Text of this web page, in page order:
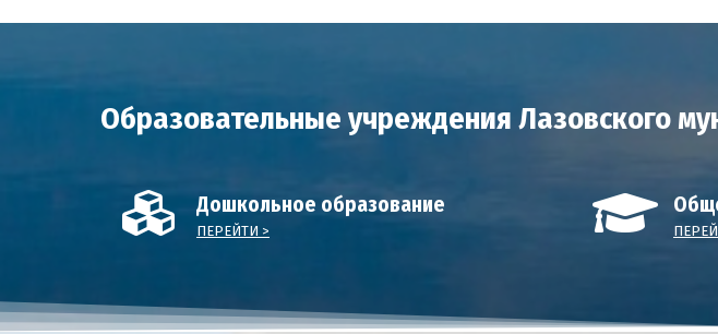
Образовательные учреждения Лазовского
Дошкольное образование
ПЕРЕЙТИ >